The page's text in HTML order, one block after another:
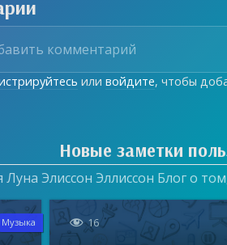
иливойдите, чтобы
Новые заметки
Элиссон Эллиссон Блог о
Музыка  16